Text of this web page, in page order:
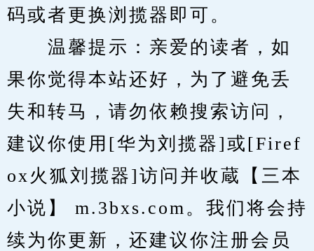
码或者更换浏揽器即可。
温馨提示：亲爱的读者，如
果你觉得本站还好，为了避免丢
失和转马，请勿依赖搜索访问，
建议你使用[华为刘揽器]或[Firef
ox火狐刘揽器]访问并收蔵【三本
小说】 m.3bxs.com。我们将会持
续为你更新，还建议你注册会员